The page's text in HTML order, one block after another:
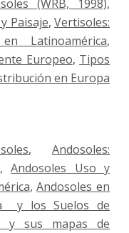
(WRB, 1998),
Paisaje,Vertisoles:
Latinoamérica,
Europeo, Tipos
en Europa
,Andosoles:
,Andosoles Uso y
,Andosoles en
y los Suelos de
y sus mapas de